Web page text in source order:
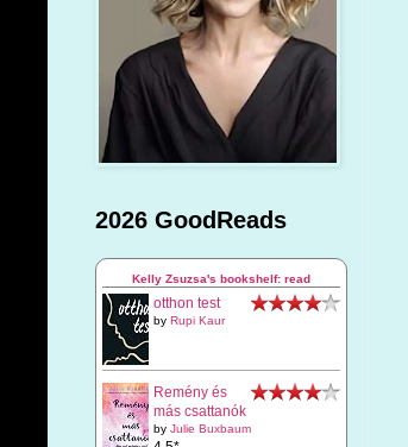
2026 GoodReads
Kelly Zsuzsa's bookshelf: read
otthon test
by Rupi Kaur
Remény és
más csattanók
by Julie Buxbaum